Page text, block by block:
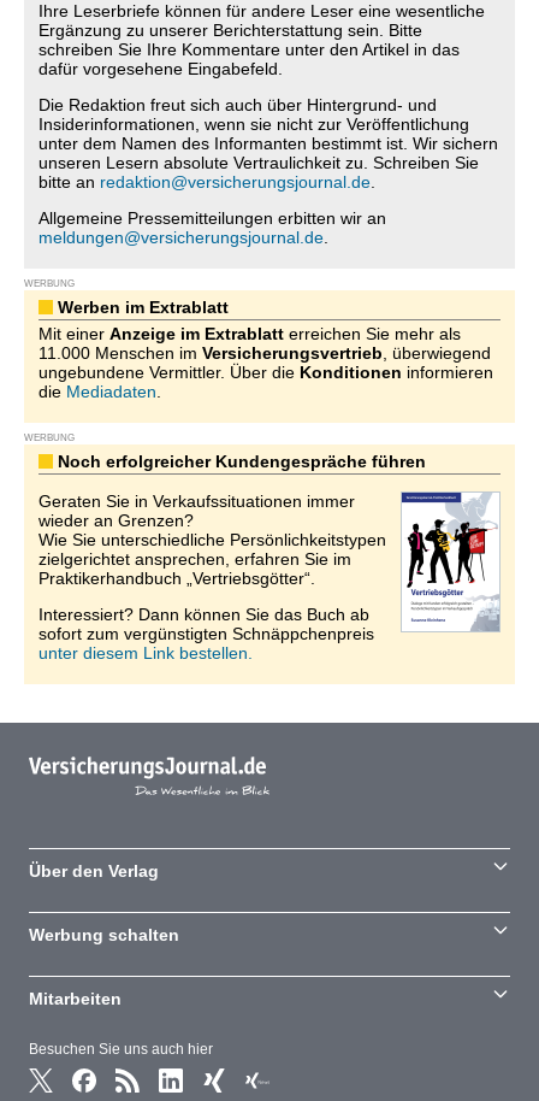
Ihre Leserbriefe können für andere Leser eine wesentliche
Ergänzung zu unserer Berichterstattung sein. Bitte
schreiben Sie Ihre Kommentare unter den Artikel in das
dafür vorgesehene Eingabefeld.
Die Redaktion freut sich auch über Hintergrund- und
Insiderinformationen, wenn sie nicht zur Veröffentlichung
unter dem Namen des Informanten bestimmt ist. Wir sichern
unseren Lesern absolute Vertraulichkeit zu. Schreiben Sie
bitte an redaktion@versicherungsjournal.de
Allgemeine Pressemitteilungen erbitten wir an
meldungen@versicherungsjournal.de
WERBUNG
Werben im Extrablatt
Mit einer Anzeige im Extrablatt erreichen Sie mehr als
11.000 Menschen im Versicherungsvertrieb , überwiegend
ungebundene Vermittler. Über die Konditionen informieren
die Mediadaten
WERBUNG
Noch erfolgreicher Kundengespräche führen
Geraten Sie in Verkaufssituationen immer
wieder an Grenzen?
Wie Sie unterschiedliche Persönlichkeitstypen
zielgerichtet ansprechen, erfahren Sie im
Praktikerhandbuch „Vertriebsgötter“.
Interessiert? Dann können Sie das Buch ab
sofort zum vergünstigten Schnäppchenpreis
unter diesem Link bestellen.
Besuchen Sie uns auch hier
Über den Verlag
Werbung schalten
Mitarbeiten